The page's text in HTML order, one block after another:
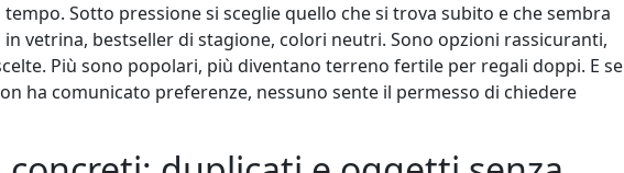
Sotto pressione si sceglie quello che si trova subito e che sembra
vetrina, bestseller di stagione, colori neutri. Sono opzioni rassicuranti,
Più sono popolari, più diventano terreno fertile per regali doppi. E se
ha comunicato preferenze, nessuno sente il permesso di chiedere